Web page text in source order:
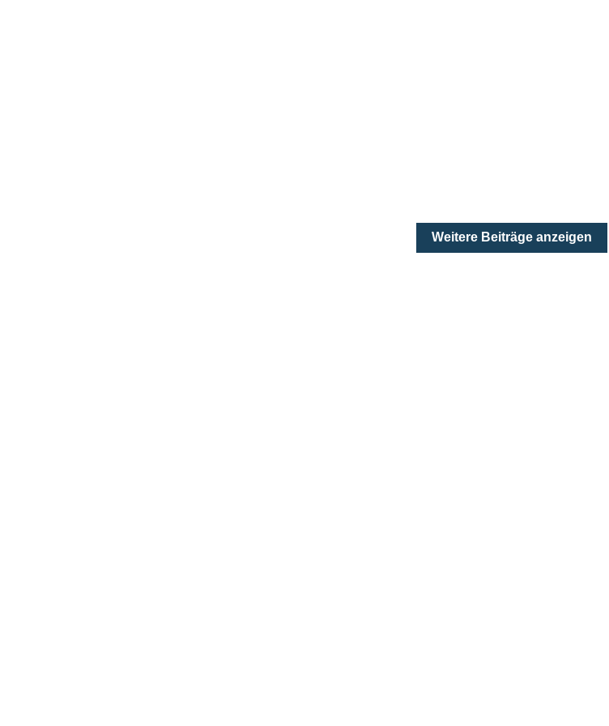
Weitere Beiträge anzeigen